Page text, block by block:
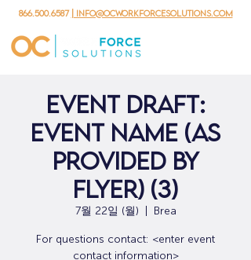
866.500.6587 | info@ocworkforcesolutions.com
Event Draft:
Event Name (As
provided by
flyer) (3)
7월 22일 (월) Brea
For questions contact: <enter event
contact information>